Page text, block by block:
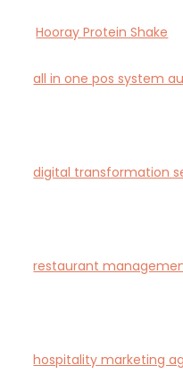
Hooray Protein Shake
all in one pos system
digital transformation
restaurant
hospitality marketing